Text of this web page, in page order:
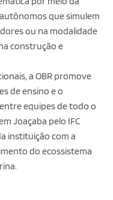
que simulem
ou na modalidade
construção e
a OBR promove
de ensino e o
equipes de todo o
Joaçaba pelo IFC
instituição com a
do ecossistema